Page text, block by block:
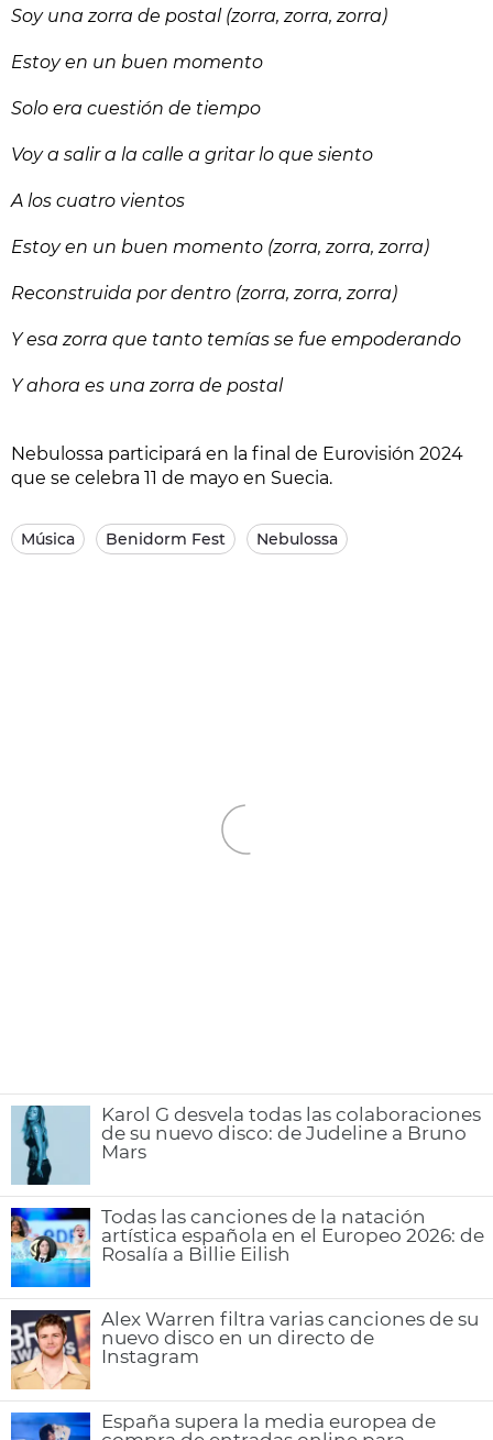
Soy una zorra de postal (zorra, zorra, zorra)
Estoy en un buen momento
Solo era cuestión de tiempo
Voy a salir a la calle a gritar lo que siento
A los cuatro vientos
Estoy en un buen momento (zorra, zorra, zorra)
Reconstruida por dentro (zorra, zorra, zorra)
Y esa zorra que tanto temías se fue empoderando
Y ahora es una zorra de postal
Nebulossa participará en la final de Eurovisión 2024
que se celebra 11 de mayo en Suecia.
Música Benidorm Fest Nebulossa
Karol G desvela todas las colaboraciones
de su nuevo disco: de Judeline a Bruno
Mars
Todas las canciones de la natación
artística española en el Europeo 2026: de
Rosalía a Billie Eilish
Alex Warren filtra varias canciones de su
nuevo disco en un directo de
Instagram
España supera la media europea de